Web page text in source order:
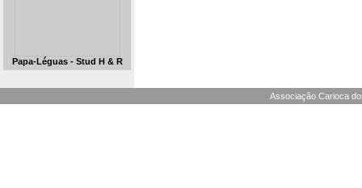
Papa-Léguas - Stud H & R
Associação Carioca